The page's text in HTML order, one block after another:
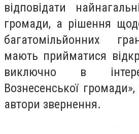
відповідати
громади, а рішення
багатомільйонних
мають прийматися
виключно в
Вознесенської
автори звернення.